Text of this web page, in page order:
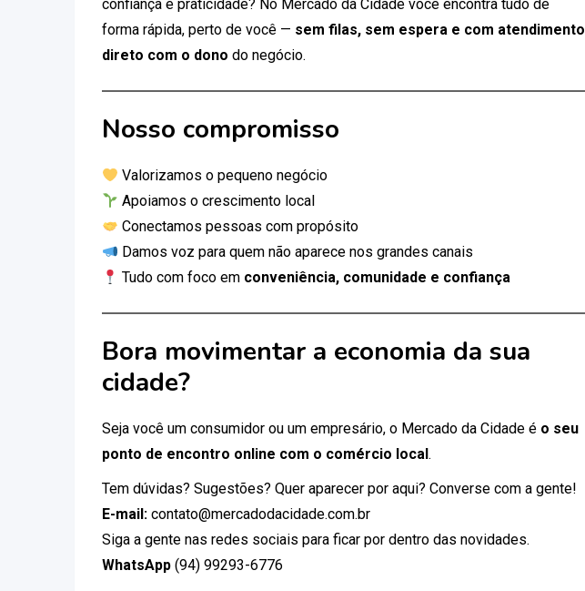
confiança e praticidade? No Mercado da Cidade você encontra tudo de
forma rápida, perto de você — sem filas, sem espera e com atendimento
direto com o dono do negócio.
Nosso compromisso
Valorizamos o pequeno negócio
Apoiamos o crescimento local
Conectamos pessoas com propósito
Damos voz para quem não aparece nos grandes canais
Tudo com foco em conveniência, comunidade e confiança
Bora movimentar a economia da sua
cidade?
Seja você um consumidor ou um empresário, o Mercado da Cidade é o seu
ponto de encontro online com o comércio local.
Tem dúvidas? Sugestões? Quer aparecer por aqui? Converse com a gente!
E-mail: contato@mercadodacidade.com.br
Siga a gente nas redes sociais para ficar por dentro das novidades.
WhatsApp (94) 99293-6776